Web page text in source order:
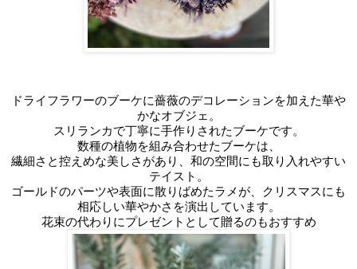
ドライフラワーのブーケに薔薇のデコレーションを加えた華や
かなオブジェ。
スリランカで丁寧に手作りされたブーケです。
数種の植物を組み合わせたブーケは、
繊細さと控えめな美しさがあり、和の空間にも取り入れやすい
テイスト。
ゴールドのパーツや表面に散りばめたラメが、クリスマスにも
相応しい華やかさを演出しています。
花束の代わりにプレゼントとして贈るのもおすすめ